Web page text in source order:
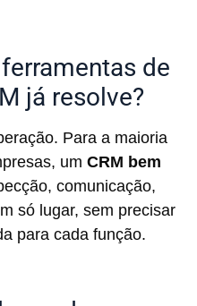
de
já resolve?
Para a maioria
um CRM bem
comunicação,
só lugar, sem precisar
para cada função.